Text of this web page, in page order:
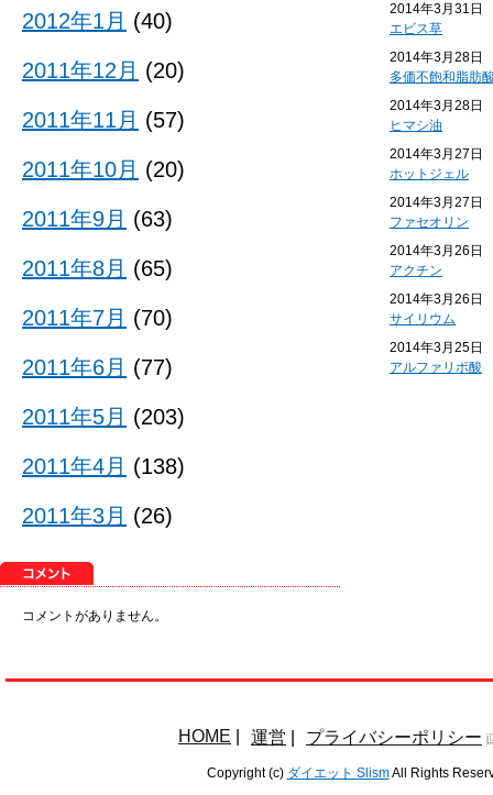
2014年3月31日
エビス草
2014年3月28日
多価不飽和脂肪
2014年3月28日
ヒマシ油
2014年3月27日
ホットジェル
2014年3月27日
ファセオリン
2014年3月26日
アクチン
2014年3月26日
サイリウム
2014年3月25日
アルファリポ酸
2012年1月 (40)
2011年12月 (20)
2011年11月 (57)
2011年10月 (20)
2011年9月 (63)
2011年8月 (65)
2011年7月 (70)
2011年6月 (77)
2011年5月 (203)
2011年4月 (138)
2011年3月 (26)
コメントがありません。
HOME 運営 プライバシーポリシー
Copyright (c) ダイエット SlismAll Rights